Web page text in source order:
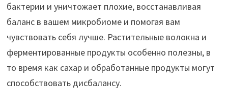
бактерии и уничтожает плохие, восстанавливая
баланс в вашем микробиоме и помогая вам
чувствовать себя лучше. Растительные волокна и
ферментированные продукты особенно полезны, в
то время как сахар и обработанные продукты могут
способствовать дисбалансу.